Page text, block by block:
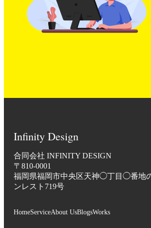
Infinity Design
合同会社 INFINITY DESIGN
〒810-0001
福岡県福岡市中央区天神◯丁目◯番地
ンレスト719号
HomeServiceAbout UsBlogsWorks